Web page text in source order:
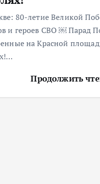
80-летие Великой
и героев СВО ￼ Парад
на Красной
Продолжить